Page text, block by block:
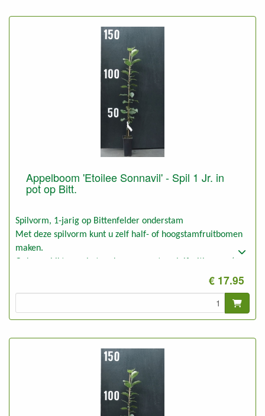
Geeft snel vruchten.
Appelboom 'Etoilee Sonnavil' - Spil 1 Jr. in
pot op Bitt.
Spilvorm, 1-jarig op Bittenfelder onderstam
Met deze spilvorm kunt u zelf half- of hoogstamfruitbomen
maken.
€ 17.95